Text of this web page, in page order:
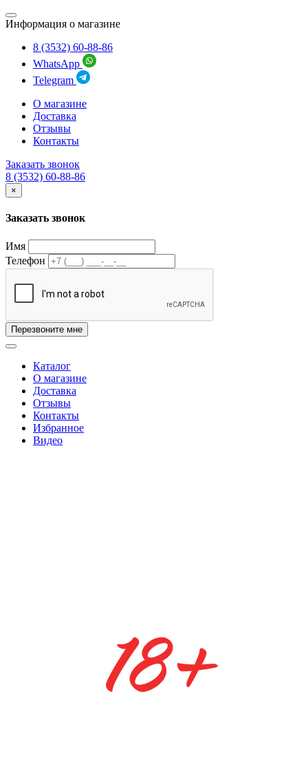
Информация о магазине
8 (3532) 60-88-86
WhatsApp
Telegram
О магазине
Доставка
Отзывы
Контакты
Заказать звонок
8 (3532) 60-88-86
×
Заказать звонок
Имя
Телефон
Перезвоните мне
Каталог
О магазине
Доставка
Отзывы
Контакты
Избранное
Видео